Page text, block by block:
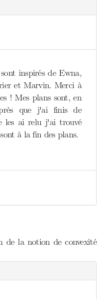
inspirés de Ewna,
et Marvin. Merci à
! Mes plans sont, en
que j'ai finis de
les ai relu j'ai trouvé
à la fin des plans.
de la notion de convexité